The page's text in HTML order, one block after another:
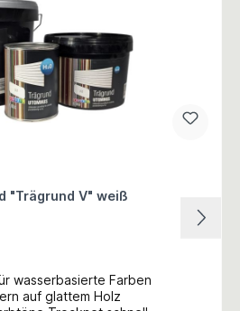
"Trägrund V" weiß
wasserbasierte Farben
auf glattem Holz